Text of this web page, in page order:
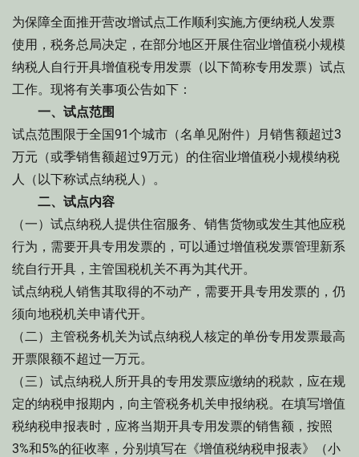
为保障全面推开营改增试点工作顺利实施,方便纳税人发票
使用，税务总局决定，在部分地区开展住宿业增值税小规模
纳税人自行开具增值税专用发票（以下简称专用发票）试点
工作。现将有关事项公告如下：
一、试点范围
试点范围限于全国91个城市（名单见附件）月销售额超过3
万元（或季销售额超过9万元）的住宿业增值税小规模纳税
人（以下称试点纳税人）。
二、试点内容
（一）试点纳税人提供住宿服务、销售货物或发生其他应税
行为，需要开具专用发票的，可以通过增值税发票管理新系
统自行开具，主管国税机关不再为其代开。
试点纳税人销售其取得的不动产，需要开具专用发票的，仍
须向地税机关申请代开。
（二）主管税务机关为试点纳税人核定的单份专用发票最高
开票限额不超过一万元。
（三）试点纳税人所开具的专用发票应缴纳的税款，应在规
定的纳税申报期内，向主管税务机关申报纳税。在填写增值
税纳税申报表时，应将当期开具专用发票的销售额，按照
3%和5%的征收率，分别填写在《增值税纳税申报表》（小